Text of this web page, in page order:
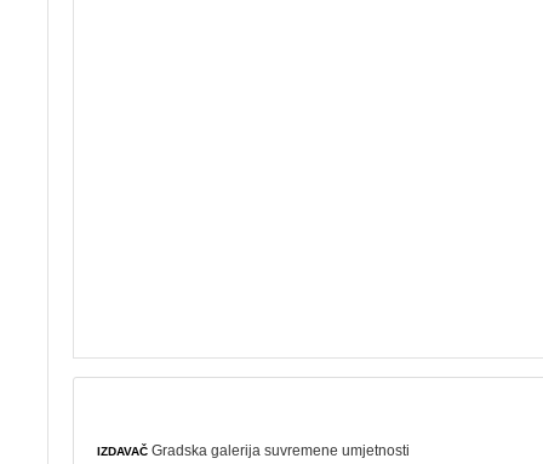
IZDAVAČ Gradska galerija suvremene umjetnosti